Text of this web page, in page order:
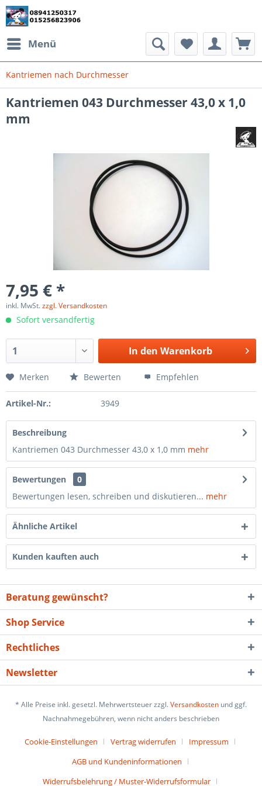
Menü
Kantriemen nach Durchmesser
Kantriemen 043 Durchmesser 43,0 x 1,0
mm
7,95 € *
inkl. MwSt.zzgl. Versandkosten
Sofort versandfertig
In den Warenkorb
Merken Bewerten Empfehlen
Artikel-Nr.: 3949
Beschreibung
Kantriemen 043 Durchmesser 43,0 x 1,0 mm mehr
Bewertungen
0
Bewertungen lesen, schreiben und diskutieren... mehr
Ähnliche Artikel
Kunden kauften auch
Beratung gewünscht?
Shop Service
Rechtliches
Newsletter
* Alle Preise inkl. gesetzl. Mehrwertsteuer zzgl.Versandkosten und ggf.
Nachnahmegebühren, wenn nicht anders beschrieben
Cookie-Einstellungen Vertrag widerrufen
Impressum
AGB und Kundeninformationen
Widerrufsbelehrung / Muster-Widerrufsformular